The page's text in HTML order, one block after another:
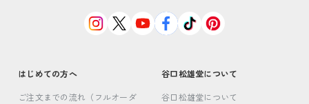
はじめての方へ
ご注文までの流れ（フルオーダ
谷口松雄堂について
谷口松雄堂について